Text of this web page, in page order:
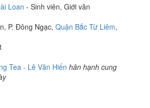
Loan - Sinh viên, Giới văn
P. Đông Ngạc, Quận Bắc Từ Liêm,
Tea - Lê Văn Hiến hân hạnh cung